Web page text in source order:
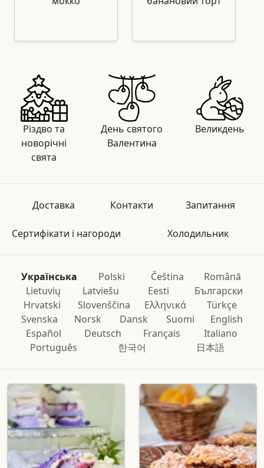
Різдво та
новорічні
свята
День святого
Валентина
Великдень
Доставка Контакти Запитання
Сертифікати і нагороди Холодильник
Українська Polski Čeština
Română
Lietuvių
Latviešu Eesti
Български
Hrvatski
Slovenščina Ελληνικά
Türkçe
Svenska
Norsk Dansk Suomi
English
Español
Deutsch Français
Italiano
Português
한국어 日本語